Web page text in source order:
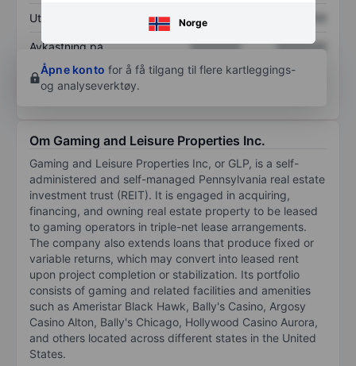
Norge
Utbytte per aksje XXXXXXX
Avkastning på
egenkapital
XXXXXXX
XXXXXXX
Åpne konto for å få tilgang til flere kartleggings-
og analyseverktøy.
Om Gaming and Leisure Properties Inc.
Gaming and Leisure Properties Inc, or GLP, is a self-
administered and self-managed Pennsylvania real estate
investment trust (REIT). It is engaged in acquiring,
financing, and owning real estate property to be leased
to gaming operators in triple-net lease arrangements.
The company also extends loans that produce fixed or
variable returns, which may convert into leased rent
upon project completion or stabilization. Its portfolio
consists of gaming and related facilities and amenities
such as Ameristar Black Hawk, Bally's Casino, Argosy
Casino Alton, Bally's Chicago, Hollywood Casino Aurora,
and others located across different states in the United
States.